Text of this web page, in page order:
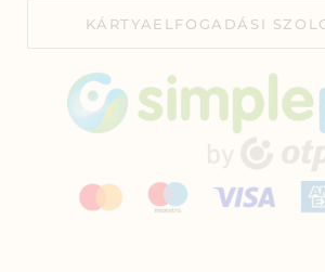
KÁRTYAELFOGADÁSI